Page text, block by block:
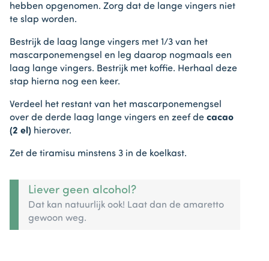
hebben opgenomen. Zorg dat de lange vingers niet
te slap worden.
Bestrijk de laag lange vingers met 1/3 van het
mascarponemengsel en leg daarop nogmaals een
laag lange vingers. Bestrijk met koffie. Herhaal deze
stap hierna nog een keer.
Verdeel het restant van het mascarponemengsel
over de derde laag lange vingers en zeef de cacao
(2 el) hierover.
Zet de tiramisu minstens 3 in de koelkast.
Liever geen alcohol?
Dat kan natuurlijk ook! Laat dan de amaretto
gewoon weg.